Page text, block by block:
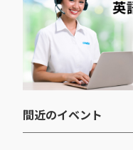
間近のイベント​